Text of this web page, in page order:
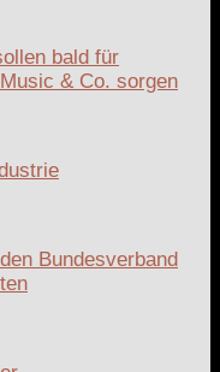
bald für
& Co. sorgen
Bundesverband